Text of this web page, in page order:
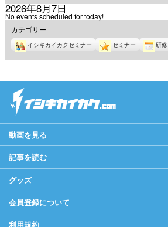
2026年8月7日
No events scheduled for today!
カテゴリー
イシキカイカクセミナー セミナー 研
動画を見る
記事を読む
グッズ
会員登録について